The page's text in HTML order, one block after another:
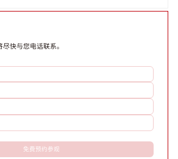
略决策，旨在让办公
快与您电话联系。
免费预约参观